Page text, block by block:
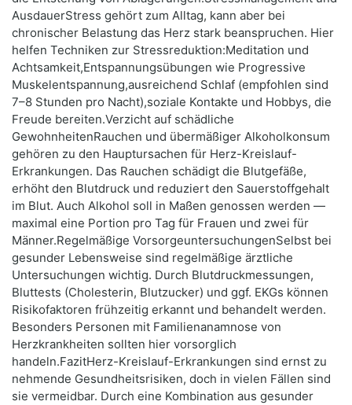
AusdauerStress gehört zum Alltag, kann aber bei
chronischer Belastung das Herz stark beanspruchen. Hier
helfen Techniken zur Stressreduktion:Meditation und
Achtsamkeit,Entspannungsübungen wie Progressive
Muskelentspannung,ausreichend Schlaf (empfohlen sind
7–8 Stunden pro Nacht),soziale Kontakte und Hobbys, die
Freude bereiten.Verzicht auf schädliche
GewohnheitenRauchen und übermäßiger Alkoholkonsum
gehören zu den Hauptursachen für Herz-Kreislauf-
Erkrankungen. Das Rauchen schädigt die Blutgefäße,
erhöht den Blutdruck und reduziert den Sauerstoffgehalt
im Blut. Auch Alkohol soll in Maßen genossen werden —
maximal eine Portion pro Tag für Frauen und zwei für
Männer.Regelmäßige VorsorgeuntersuchungenSelbst bei
gesunder Lebensweise sind regelmäßige ärztliche
Untersuchungen wichtig. Durch Blutdruckmessungen,
Bluttests (Cholesterin, Blutzucker) und ggf. EKGs können
Risikofaktoren frühzeitig erkannt und behandelt werden.
Besonders Personen mit Familienanamnose von
Herzkrankheiten sollten hier vorsorglich
handeln.FazitHerz-Kreislauf-Erkrankungen sind ernst zu
nehmende Gesundheitsrisiken, doch in vielen Fällen sind
sie vermeidbar. Durch eine Kombination aus gesunder